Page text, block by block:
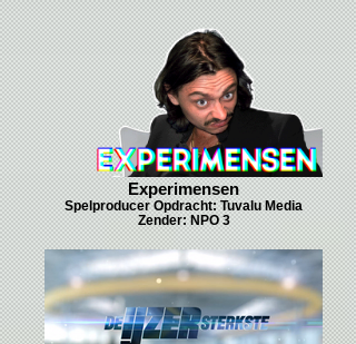
Experimensen
Spelproducer Opdracht: Tuvalu Media
Zender: NPO 3